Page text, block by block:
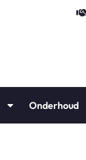
Onderhoud